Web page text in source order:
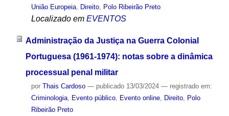
União Europeia, Direito, Polo Ribeirão Preto
Localizado em EVENTOS
Administração da Justiça na Guerra Colonial
Portuguesa (1961-1974): notas sobre a dinâmica
processual penal militar
por Thais Cardoso — publicado13/03/2024 — registrado em:
Criminologia, Evento público, Evento online, Direito, Polo
Ribeirão Preto